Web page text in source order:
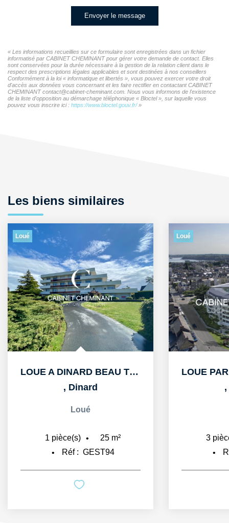
Envoyer le message
« Les informations recueillies sur ce formulaire sont enregistrées dans un fichier
informatisé par CABINET CHEMINANT pour gérer votre demande de contact. Elles
sont conservées pour la durée nécessaire à la gestion de la relation client dans le
respect des prescriptions légales applicables et sont destinées à nos conseillers
Conformément à la loi « informatique et libertés », vous pouvez exercer votre droit
d'accès aux données vous concernant et les faire rectifier en contactant CABINET
CHEMINANT contact@cabinet-cheminant.com. Nous vous informons de l'existence
de la liste d'opposition au démarchage téléphonique « Bloctel », sur laquelle vous
pouvez vous inscrire ici : https://www.bloctel.gouv.fr/»
Les biens similaires
Loué
LOUE PAR LE CABINET CHEMINANT A DINARD APPARTEMENT T3 DE...
,Dinard
Loué
3pièce(s) 60m²
Réf : GEST65
Loué
3